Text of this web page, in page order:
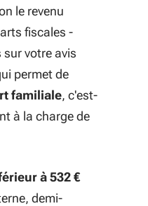
le revenu
fiscales -
votre avis
permet de
familiale, c'est-
à la charge de
à 532 €
demi-